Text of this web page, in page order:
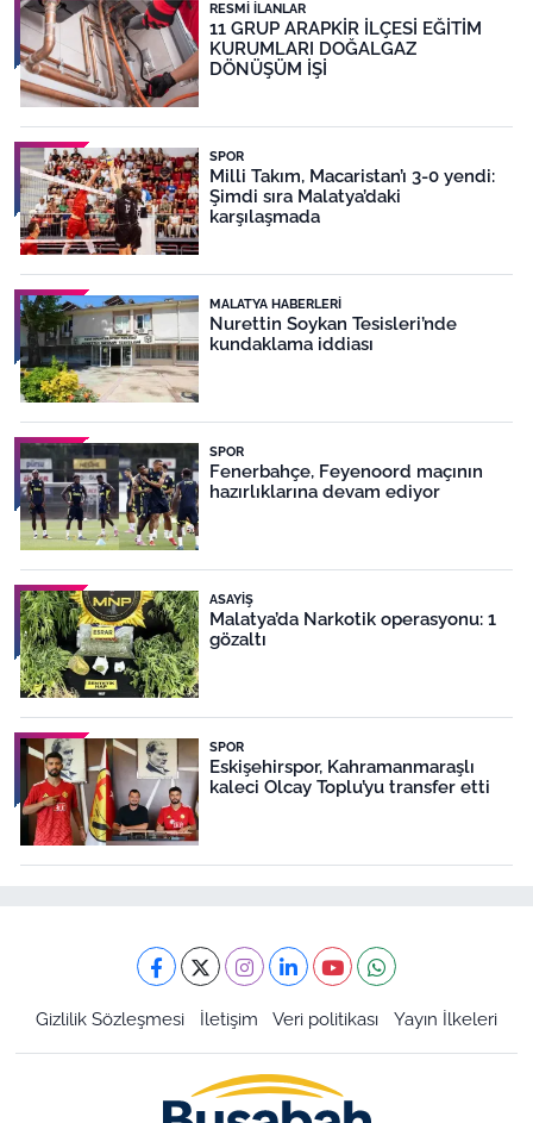
RESMI İLANLAR
11 GRUP ARAPKİR İLÇESİ EĞİTİM
KURUMLARI DOĞALGAZ
DÖNÜŞÜM İŞİ
SPOR
Milli Takım, Macaristan’ı 3-0 yendi:
Şimdi sıra Malatya’daki
karşılaşmada
MALATYA HABERLERI
Nurettin Soykan Tesisleri’nde
kundaklama iddiası
SPOR
Fenerbahçe, Feyenoord maçının
hazırlıklarına devam ediyor
ASAYIŞ
Malatya’da Narkotik operasyonu: 1
gözaltı
SPOR
Eskişehirspor, Kahramanmaraşlı
kaleci Olcay Toplu’yu transfer etti
Gizlilik Sözleşmesi İletişim Veri politikası Yayın İlkeleri